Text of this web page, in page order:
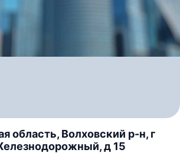
область, Волховский р-н, г
д 15